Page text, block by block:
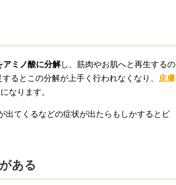
アミノ酸に分解し、筋肉やお肌へと再生するの
るとこの分解が上手く行われなくなり、
皮膚
なります。
出てくるなどの症状が出たらもしかするとビ
ある